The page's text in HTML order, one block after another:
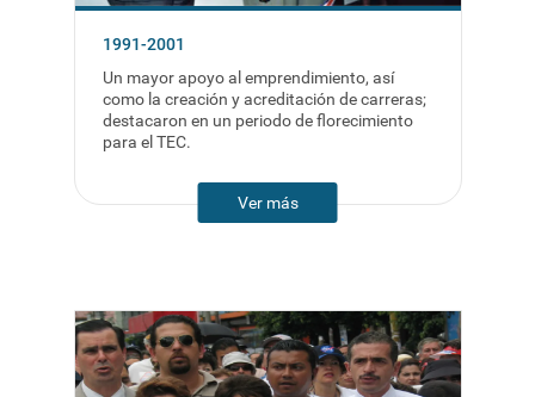
1991-2001
Un mayor apoyo al emprendimiento, así
como la creación y acreditación de carreras;
destacaron en un periodo de florecimiento
para el TEC.
Ver más